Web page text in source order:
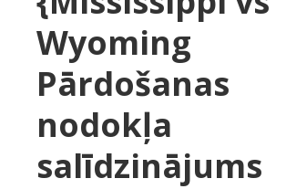
Wyoming
Pārdošanas
nodokļa
salīdzinājums